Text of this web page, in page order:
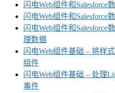
闪电Web组件和Salesforce
闪电Web组件和Salesforce
闪电Web组件和Salesforce
理数据
闪电Web组件基础 – 将样
组件
闪电Web组件基础 – 处理
事件